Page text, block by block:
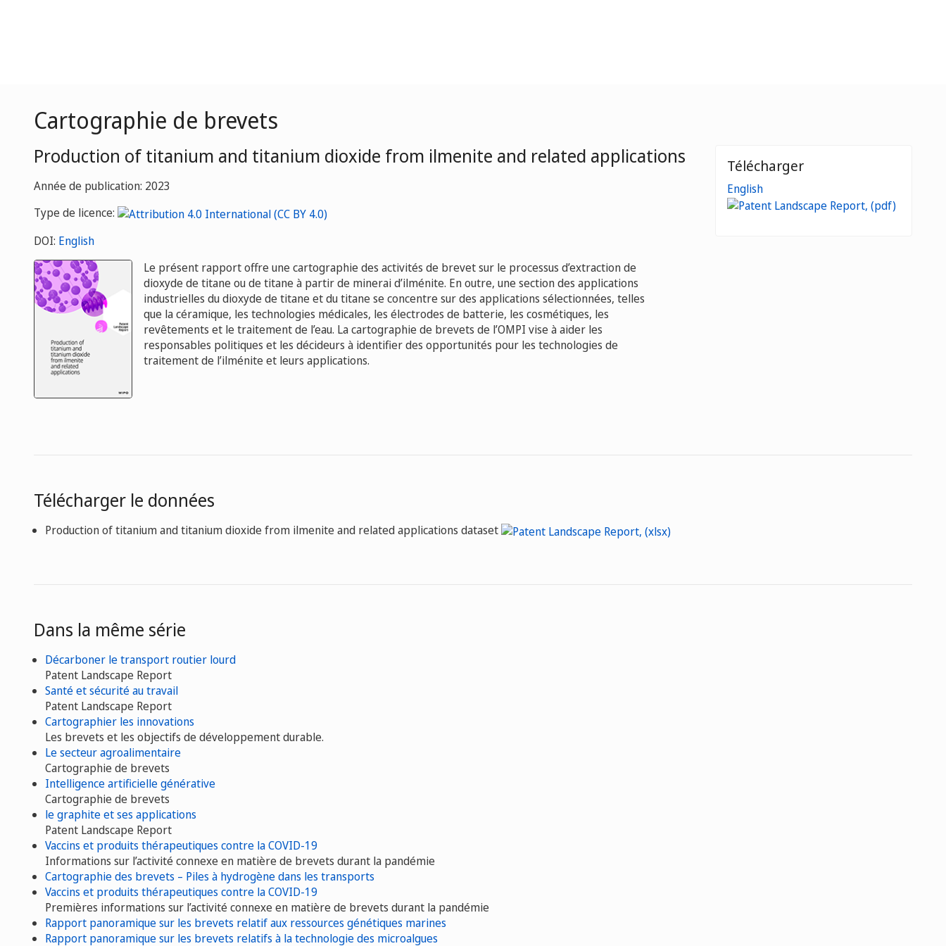
Cartographie de brevets
Production of titanium and titanium dioxide from ilmenite and related applications
Année de publication: 2023
Type de licence:
DOI: English
Le présent rapport offre une cartographie des activités de brevet sur le processus d’extraction de
dioxyde de titane ou de titane à partir de minerai d’ilménite. En outre, une section des applications
industrielles du dioxyde de titane et du titane se concentre sur des applications sélectionnées, telles
que la céramique, les technologies médicales, les électrodes de batterie, les cosmétiques, les
revêtements et le traitement de l’eau. La cartographie de brevets de l’OMPI vise à aider les
responsables politiques et les décideurs à identifier des opportunités pour les technologies de
traitement de l’ilménite et leurs applications.
Télécharger
English
Télécharger le données
Production of titanium and titanium dioxide from ilmenite and related applications dataset
Dans la même série
Décarboner le transport routier lourd
Patent Landscape Report
Santé et sécurité au travail
Patent Landscape Report
Cartographier les innovations
Les brevets et les objectifs de développement durable.
Le secteur agroalimentaire
Cartographie de brevets
Intelligence artificielle générative
Cartographie de brevets
le graphite et ses applications
Patent Landscape Report
Vaccins et produits thérapeutiques contre la COVID-19
Informations sur l’activité connexe en matière de brevets durant la pandémie
Cartographie des brevets – Piles à hydrogène dans les transports
Vaccins et produits thérapeutiques contre la COVID-19
Premières informations sur l’activité connexe en matière de brevets durant la pandémie
Rapport panoramique sur les brevets relatif aux ressources génétiques marines
Rapport panoramique sur les brevets relatifs à la technologie des microalgues